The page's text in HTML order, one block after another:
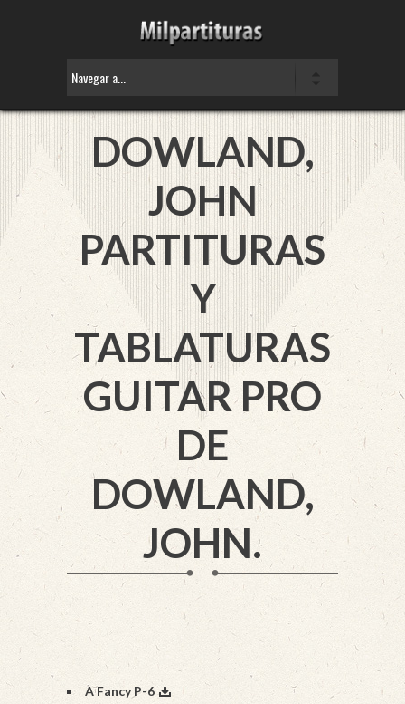
DOWLAND,
JOHN
PARTITURAS
Y
TABLATURAS
GUITAR PRO
DE
DOWLAND,
JOHN.
A Fancy P-6